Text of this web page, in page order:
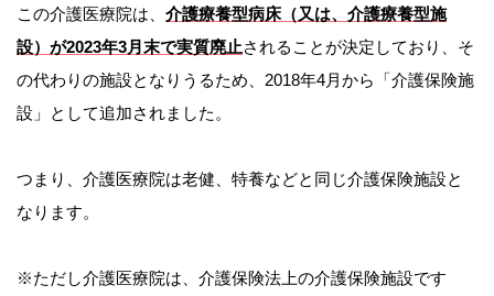
この介護医療院は、 介護療養型病床（又は、介護療養型施
設）が2023年3月末で実質廃止されることが決定しており、そ
の代わりの施設となりうるため、2018年4月から「介護保険施
設」として追加されました。
つまり、介護医療院は老健、特養などと同じ介護保険施設と
なります。
※ただし介護医療院は、介護保険法上の介護保険施設です